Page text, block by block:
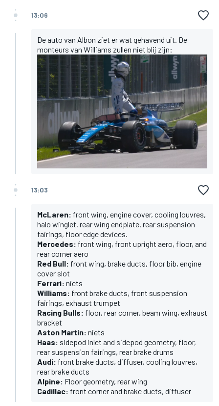
13:06
De auto van Albon ziet er wat gehavend uit. De
monteurs van Williams zullen niet blij zijn:
13:03
McLaren: front wing, engine cover, cooling louvres,
halo winglet, rear wing endplate, rear suspension
fairings, floor edge devices.
Mercedes: front wing, front upright aero, floor, and
rear corner aero
Red Bull: front wing, brake ducts, floor bib, engine
cover slot
Ferrari: niets
Williams: front brake ducts, front suspension
fairings, exhaust trumpet
Racing Bulls: floor, rear corner, beam wing, exhaust
bracket
Aston Martin: niets
Haas: sidepod inlet and sidepod geometry, floor,
rear suspension fairings, rear brake drums
Audi: front brake ducts, diffuser, cooling louvres,
rear brake ducts
Alpine: Floor geometry, rear wing
Cadillac: front corner and brake ducts, diffuser